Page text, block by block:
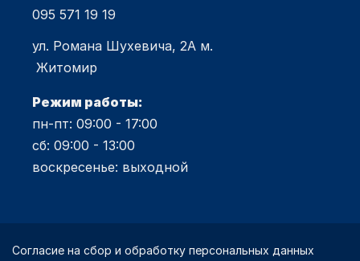
095 571 19 19
ул. Романа Шухевича, 2А м.
Житомир
Режим работы:
пн-пт: 09:00 - 17:00
сб: 09:00 - 13:00
воскресенье: выходной
Согласие на сбор и обработку персональных данных